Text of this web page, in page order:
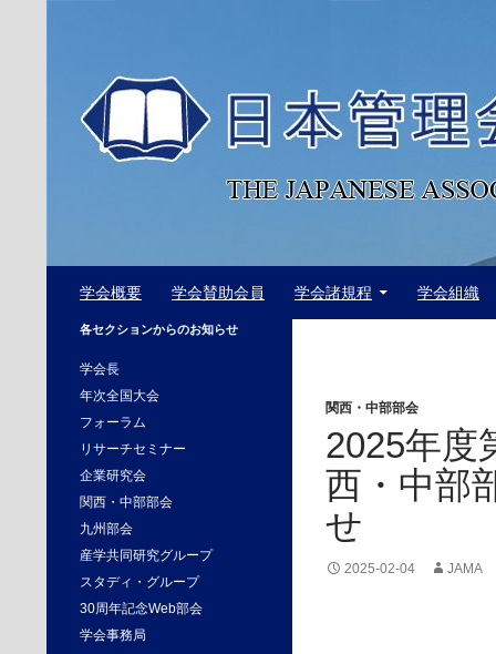
日本管理会計学会
学会概要 学会賛助会員 学会諸規程 学会組織
関西・中部部会
2025年度
西・中部
せ
2025-02-04 JAMA
The Japanese Association of
各セクションからのお知らせ
学会長
年次全国大会
フォーラム
リサーチセミナー
企業研究会
関西・中部部会
九州部会
産学共同研究グループ
スタディ・グループ
30周年記念Web部会
学会事務局